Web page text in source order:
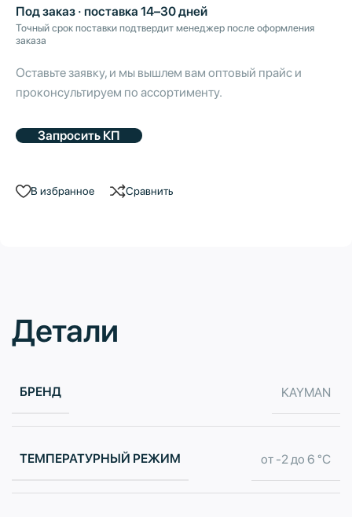
Под заказ · поставка 14–30 дней
Точный срок поставки подтвердит менеджер после оформления
заказа
Оставьте заявку, и мы вышлем вам оптовый прайс и
проконсультируем по ассортименту.
Запросить КП
В избранное Сравнить
Детали
БРЕНД KAYMAN
ТЕМПЕРАТУРНЫЙ РЕЖИМ от -2 до 6 °С